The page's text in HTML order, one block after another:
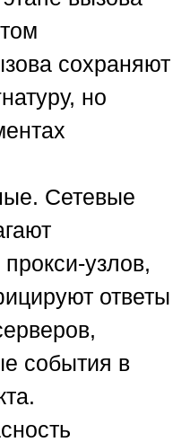
сохраняют
но
Сетевые
узлов,
ответы
события в